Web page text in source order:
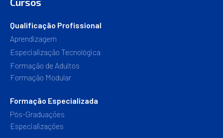
Qualificação Profissional
Aprendizagem
Especialização Tecnológica
Formação de Adultos
Formação Modular
Formação Especializada
Pós-Graduações
Especializações